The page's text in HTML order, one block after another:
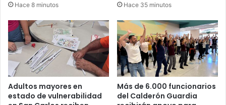
Hace 8 minutos Hace 35 minutos
Adultos mayores en
estado de vulnerabilidad
Más de 6.000 funcionarios
del Calderón Guardia